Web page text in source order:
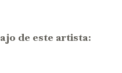
de este artista: